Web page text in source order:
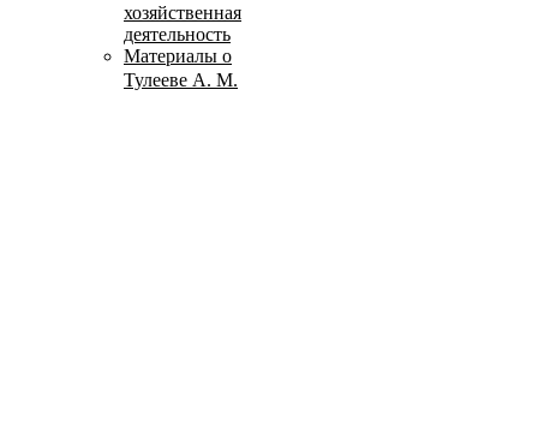
хозяйственная
деятельность
Материалы о
Тулееве А. М.